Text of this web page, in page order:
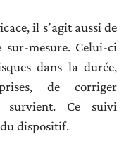
il s’agit aussi de
mesure. Celui-ci
dans la durée,
de corriger
survient. Ce suivi
dispositif.